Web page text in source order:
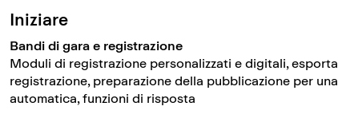
Iniziare
Bandi di gara e registrazione
Moduli di registrazione personalizzati e digitali,
registrazione, preparazione della pubblicazione per
automatica, funzioni di risposta